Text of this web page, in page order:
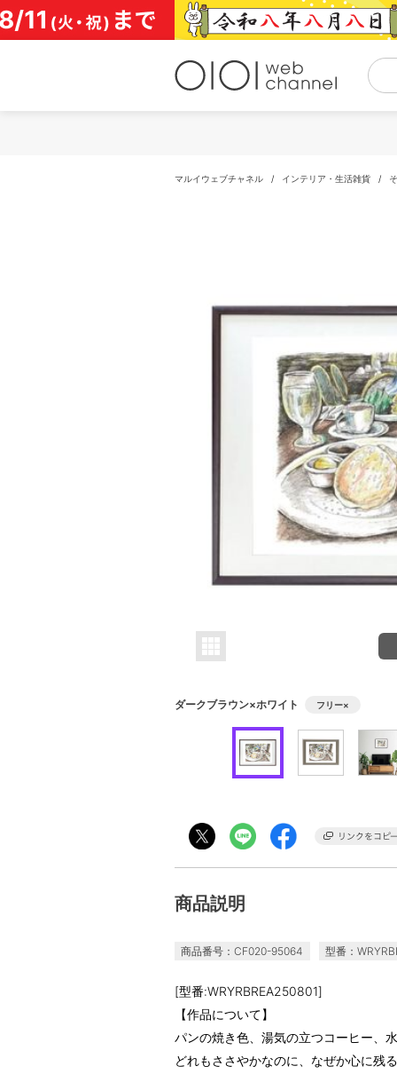
コ
ン
テ
マルイウェブチャネル / インテリア・生活雑貨 /
ダークブラウン×ホワイト フリー×
商品説明
商品番号：CF020-95064 型番：
[型番:WRYRBREA250801]
【作品について】
パンの焼き色、湯気の立つコーヒー、水
どれもささやかなのに、なぜか心に残